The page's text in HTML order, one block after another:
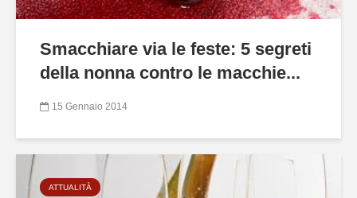
Smacchiare via le feste: 5 segreti
della nonna contro le macchie...
15 Gennaio 2014
ATTUALITÀ